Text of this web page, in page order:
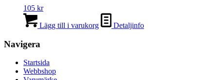
105 kr
Lägg till i varukorg Detaljinfo
Navigera
Startsida
Webbshop